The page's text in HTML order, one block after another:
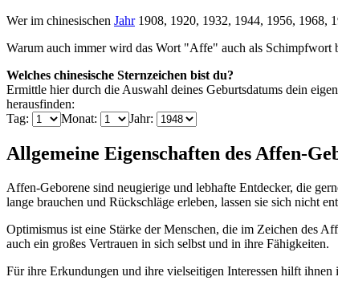
Wer im chinesischen Jahr1908, 1920, 1932, 1944, 1956, 1968,
Warum auch immer wird das Wort "Affe" auch als
Welches chinesische Sternzeichen bist du?
Ermittle hier durch die Auswahl deines Geburtsdatums dein
herausfinden:
Tag:
Monat: Jahr:
Allgemeine Eigenschaften des Affen-
Affen-Geborene sind neugierige und lebhafte Entdecker, die
lange brauchen und Rückschläge erleben, lassen sie sich nicht
Optimismus ist eine Stärke der Menschen, die im Zeichen des
auch ein großes Vertrauen in sich selbst und in ihre Fähigkeiten.
Für ihre Erkundungen und ihre vielseitigen Interessen hilft